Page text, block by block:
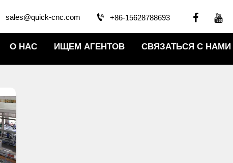
sales@quick-cnc.com  +86-15628788693 
О НАС ИЩЕМ АГЕНТОВ СВЯЗАТЬСЯ С НАМИ